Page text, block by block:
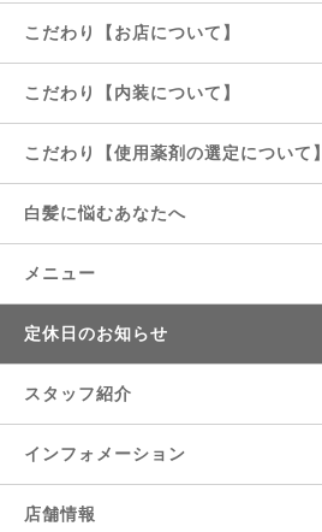
こだわり【お店について】
こだわり【内装について】
こだわり【使用薬剤の選定について】
白髪に悩むあなたへ
メニュー
定休日のお知らせ
スタッフ紹介
インフォメーション
店舗情報